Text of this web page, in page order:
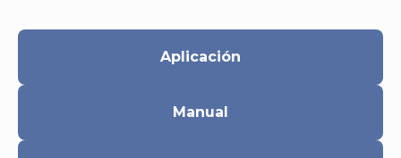
Aplicación
Manual